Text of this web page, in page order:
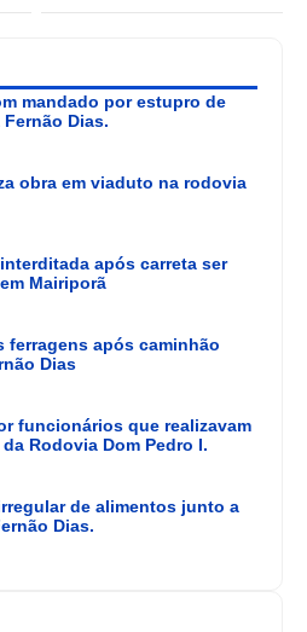
mandado por estupro de
Dias.
obra em viaduto na rodovia
após carreta ser
Mairiporã
ferragens após caminhão
Dias
funcionários que realizavam
Rodovia Dom Pedro I.
de alimentos junto a
Dias.